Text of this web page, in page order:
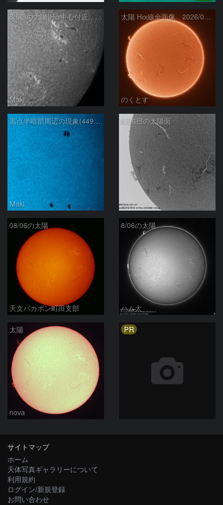
8/6朝の太陽(Hα中心付近、4498、4502付近)
Maki
太陽 Hα線全面像 2026/08/06
のくとす
黒点半暗部周辺の現象(4498、4502付近)8/6
Maki
8月6日の太陽面
ta-o
08/06の太陽
天文バカボン町田支部
8/06の太陽
ハム太
太陽
nova
PR
サイトマップ
ホーム
天体写真ギャラリーについて
利用規約
ログイン/新規登録
お問い合わせ